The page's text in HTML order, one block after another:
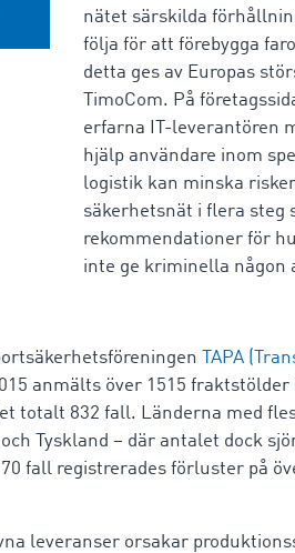
nätet särskilda
följa för att förebygga
detta ges av Europas
TimoCom. På
erfarna IT-leverantören
hjälp användare inom
logistik kan minska
säkerhetsnät i flera steg
rekommendationer för
inte ge kriminella någon
TAPA
anmälts över 1515 fraktstölder
totalt 832 fall. Länderna med
Tyskland – där antalet dock
fall registrerades förluster på
leveranser orsakar